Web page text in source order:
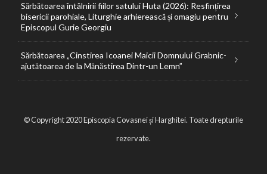
Sărbătoarea întâlnirii fiilor satului Huta (2026): Resfințirea
bisericii parohiale, Liturghie arhierească și omagiu pentru
Episcopul Gurie Georgiu
Sărbătoarea „Cinstirea Icoanei Maicii Domnului Grabnic-
ajutătoarea de la Mănăstirea Dintr-un Lemn”
© Copyright 2020 Episcopia Covasnei și Harghitei. Toate drepturile
rezervate.